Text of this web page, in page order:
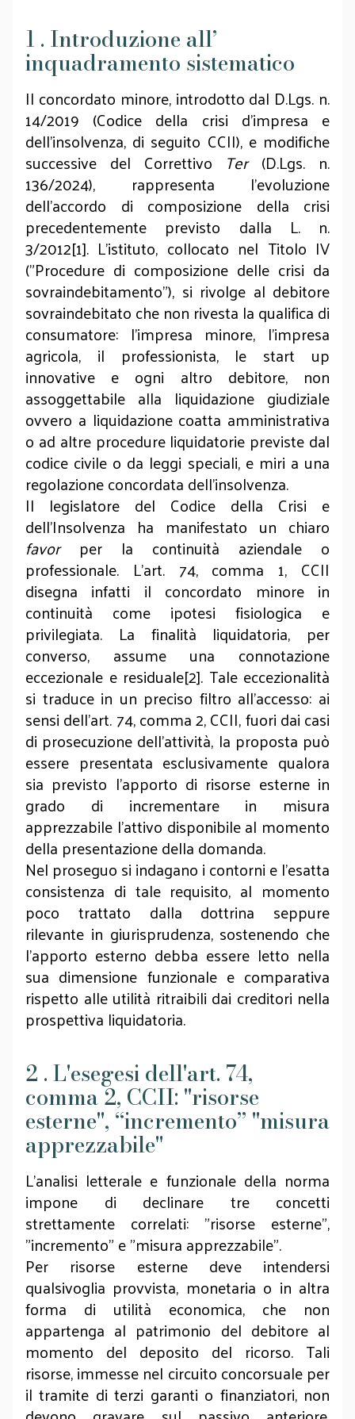
1 . Introduzione all’
inquadramento sistematico
Il concordato minore, introdotto dal D.Lgs. n.
14/2019 (Codice della crisi d'impresa e
dell'insolvenza, di seguito CCII), e modifiche
successive del Correttivo Ter(D.Lgs. n.
136/2024), rappresenta l'evoluzione
dell'accordo di composizione della crisi
precedentemente previsto dalla L. n.
3/2012[1]. L'istituto, collocato nel Titolo IV
("Procedure di composizione delle crisi da
sovraindebitamento"), si rivolge al debitore
sovraindebitato che non rivesta la qualifica di
consumatore: l'impresa minore, l'impresa
agricola, il professionista, le start up
innovative e ogni altro debitore, non
assoggettabile alla liquidazione giudiziale
ovvero a liquidazione coatta amministrativa
o ad altre procedure liquidatorie previste dal
codice civile o da leggi speciali, e miri a una
regolazione concordata dell'insolvenza.
Il legislatore del Codice della Crisi e
dell’Insolvenza ha manifestato un chiaro
favor per la continuità aziendale o
professionale. L'art. 74, comma 1, CCII
disegna infatti il concordato minore in
continuità come ipotesi fisiologica e
privilegiata. La finalità liquidatoria, per
converso, assume una connotazione
eccezionale e residuale[2]. Tale eccezionalità
si traduce in un preciso filtro all'accesso: ai
sensi dell'art. 74, comma 2, CCII, fuori dai casi
di prosecuzione dell'attività, la proposta può
essere presentata esclusivamente qualora
sia previsto l'apporto di risorse esterne in
grado di incrementare in misura
apprezzabile l'attivo disponibile al momento
della presentazione della domanda.
Nel proseguo si indagano i contorni e l'esatta
consistenza di tale requisito, al momento
poco trattato dalla dottrina seppure
rilevante in giurisprudenza, sostenendo che
l'apporto esterno debba essere letto nella
sua dimensione funzionale e comparativa
rispetto alle utilità ritraibili dai creditori nella
prospettiva liquidatoria.
2 . L'esegesi dell'art. 74,
comma 2, CCII: "risorse
esterne", “incremento” "misura
apprezzabile"
L'analisi letterale e funzionale della norma
impone di declinare tre concetti
strettamente correlati: "risorse esterne",
"incremento" e "misura apprezzabile".
Per risorse esterne deve intendersi
qualsivoglia provvista, monetaria o in altra
forma di utilità economica, che non
appartenga al patrimonio del debitore al
momento del deposito del ricorso. Tali
risorse, immesse nel circuito concorsuale per
il tramite di terzi garanti o finanziatori, non